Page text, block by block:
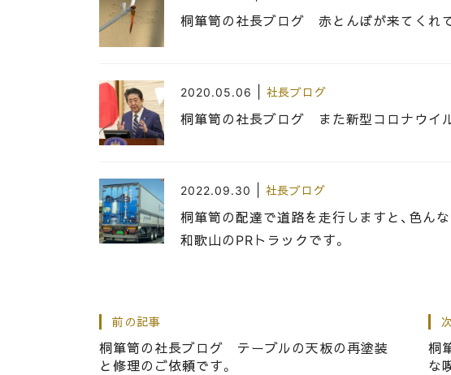
桐箪笥の社長ブログ 赤とんぼが来てくれ
2020.05.06 社長ブログ
桐箪笥の社長ブログ また新型コロナウイ
2022.09.30 社長ブログ
桐箪笥の配達で道路を走行しますと、色ん
和歌山のPRトラックです。
桐たんすの社長ブログ 春木旭町入魂式
前の記事
桐箪笥の社長ブログ テーブルの天板の再塗装
と修理のご依頼です。
桐
な